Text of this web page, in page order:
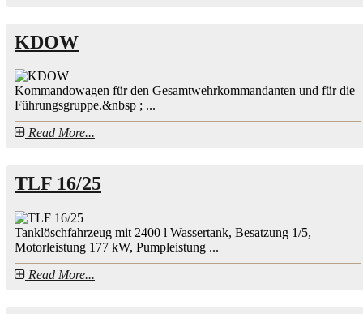
KDOW
Kommandowagen für den Gesamtwehrkommandanten und für die
Führungsgruppe.&nbsp ; ...
Read More...
TLF 16/25
Tanklöschfahrzeug mit 2400 l Wassertank, Besatzung 1/5,
Motorleistung 177 kW, Pumpleistung ...
Read More...